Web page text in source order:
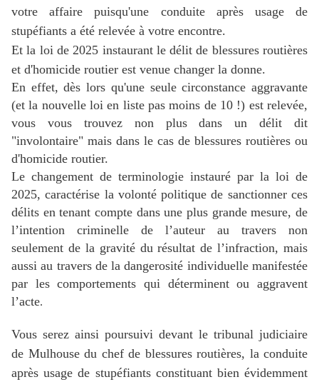
votre affaire puisqu'une conduite après usage de
stupéfiants a été relevée à votre encontre.
Et la loi de 2025 instaurant le délit de blessures routières
et d'homicide routier est venue changer la donne.
En effet, dès lors qu'une seule circonstance aggravante
(et la nouvelle loi en liste pas moins de 10 !) est relevée,
vous vous trouvez non plus dans un délit dit
"involontaire" mais dans le cas de blessures routières ou
d'homicide routier.
Le changement de terminologie instauré par la loi de
2025, caractérise la volonté politique de sanctionner ces
délits en tenant compte dans une plus grande mesure, de
l’intention criminelle de l’auteur au travers non
seulement de la gravité du résultat de l’infraction, mais
aussi au travers de la dangerosité individuelle manifestée
par les comportements qui déterminent ou aggravent
l’acte.
Vous serez ainsi poursuivi devant le tribunal judiciaire
de Mulhouse du chef de blessures routières, la conduite
après usage de stupéfiantsconstituant bien évidemment